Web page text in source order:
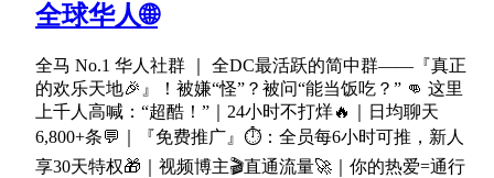
全球华人🌐
全马 No.1 华人社群 ｜ 全DC最活跃的简中群——『真正
的欢乐天地🎉』！被嫌“怪”？被问“能当饭吃？” 👊 这里
上千人高喊：“超酷！”｜24小时不打烊🔥｜日均聊天
6,800+条💬｜『免费推广』⏱：全员每6小时可推，新人
享30天特权🎁｜视频博主🎬直通流量🚀｜你的热爱=通行